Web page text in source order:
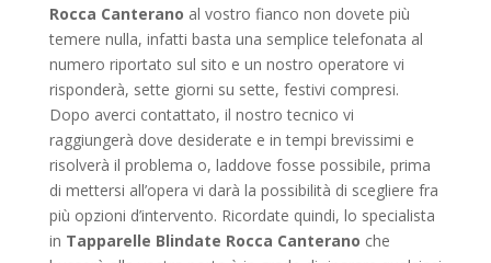
Rocca Canterano al vostro fianco non dovete più
temere nulla, infatti basta una semplice telefonata al
numero riportato sul sito e un nostro operatore vi
risponderà, sette giorni su sette, festivi compresi.
Dopo averci contattato, il nostro tecnico vi
raggiungerà dove desiderate e in tempi brevissimi e
risolverà il problema o, laddove fosse possibile, prima
di mettersi all’opera vi darà la possibilità di scegliere fra
più opzioni d’intervento. Ricordate quindi, lo specialista
in Tapparelle Blindate Rocca Canterano che